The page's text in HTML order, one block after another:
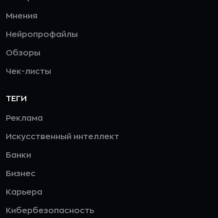
Мнения
Нейропрофайлы
Обзоры
Чек-листы
ТЕГИ
Реклама
Искусственный интеллект
Банки
Бизнес
Карьера
Кибербезопасность